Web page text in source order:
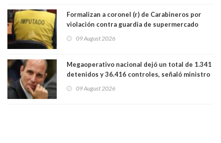
Formalizan a coronel (r) de Carabineros por
violación contra guardia de supermercado
09 August 2026
Megaoperativo nacional dejó un total de 1.341
detenidos y 36.416 controles, señaló ministro
09 August 2026